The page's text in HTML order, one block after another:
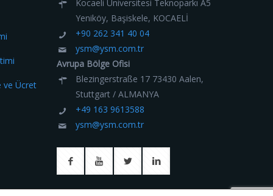
ve Ücret
Kocaeli Üniversitesi Teknoparkı A5
Yeniköy, Başiskele, KOCAELİ
+90 262 341 40 04
ysm@ysm.com.tr
Avrupa Bölge Ofisi
Blezingerstraße 17 73430 Aalen,
Stuttgart / ALMANYA
+49 163 9613588
ysm@ysm.com.tr